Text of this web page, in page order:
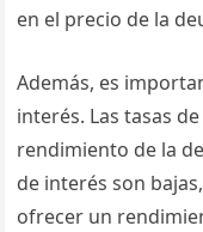
en el precio de la
Además, es
interés. Las tasas
rendimiento de la
de interés son
ofrecer un